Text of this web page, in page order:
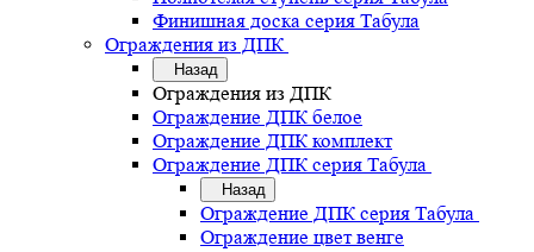
Финишная доска серия Табула
Ограждения из ДПК
Назад
Ограждения из ДПК
Ограждение ДПК белое
Ограждение ДПК комплект
Ограждение ДПК серия Табула
Назад
Ограждение ДПК серия Табула
Ограждение цвет венге